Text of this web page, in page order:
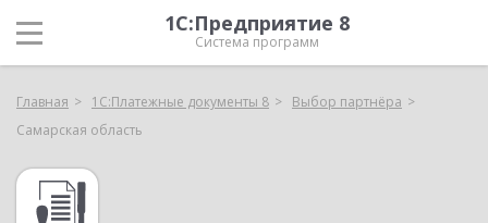
1С:Предприятие 8
Система программ
Главная 1С:Платежные документы 8
Выбор партнёра
Самарская область